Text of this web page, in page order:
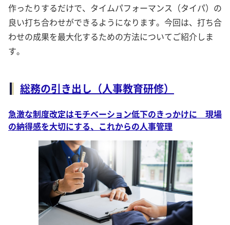
作ったりするだけで、タイムパフォーマンス（タイパ）の
良い打ち合わせができるようになります。今回は、打ち合
わせの成果を最大化するための方法についてご紹介しま
す。
総務の引き出し（人事教育研修）
急激な制度改定はモチベーション低下のきっかけに 現場
の納得感を大切にする、これからの人事管理